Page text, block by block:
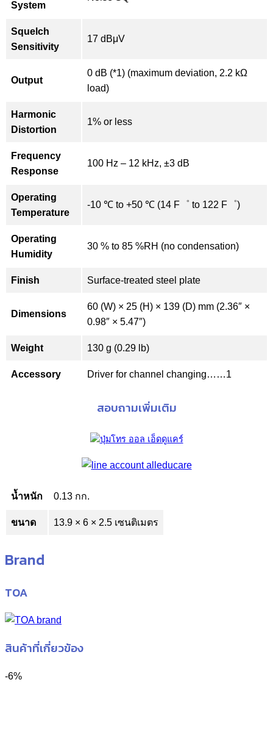
System
Squelch
Sensitivity
17 dBμV
Output
0 dB (*1) (maximum deviation, 2.2 kΩ
load)
Harmonic
Distortion
1% or less
Frequency
Response
100 Hz – 12 kHz, ±3 dB
Operating
Temperature
-10 ℃ to +50 ℃ (14 F゜ to 122 F゜)
Operating
Humidity
30 % to 85 %RH (no condensation)
Finish Surface-treated steel plate
Dimensions
60 (W) × 25 (H) × 139 (D) mm (2.36″ ×
0.98″ × 5.47″)
Weight 130 g (0.29 lb)
Accessory Driver for channel changing……1
สอบถามเพิ่มเติม
น้ำหนัก 0.13 กก.
ขนาด 13.9 × 6 × 2.5 เซนติเมตร
Brand
TOA
สินค้าที่เกี่ยวข้อง
-6%